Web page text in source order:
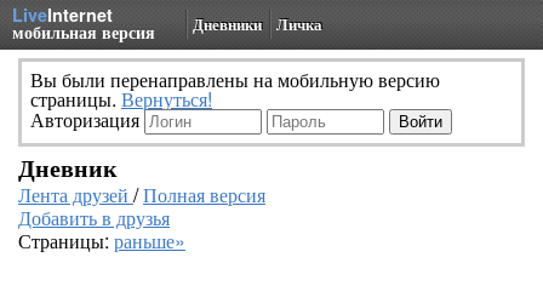
LiveInternet
мобильная версия Дневники Личка
Вы были перенаправлены на мобильную версию
страницы. Вернуться!
Авторизация
Дневник
Лента друзей /Полная версия
Добавить в друзья
Страницы: раньше»